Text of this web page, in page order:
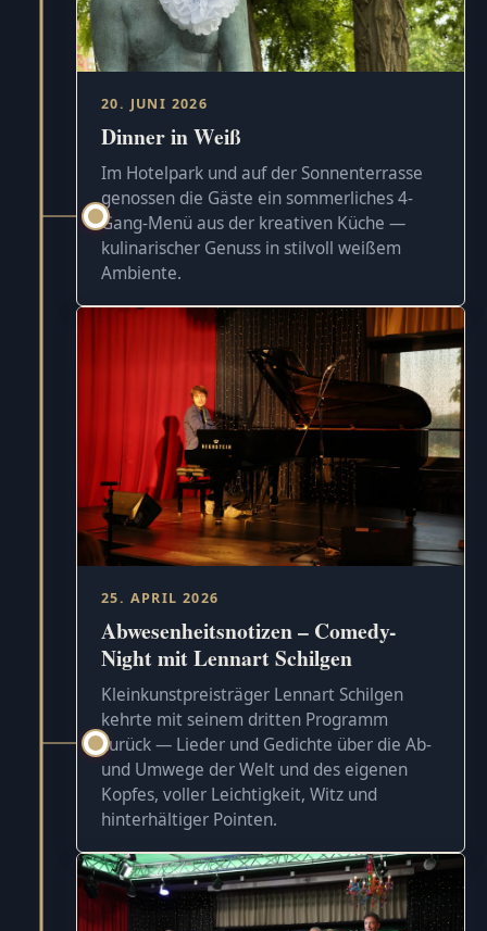
20. JUNI 2026
Dinner in Weiß
Im Hotelpark und auf der Sonnenterrasse
genossen die Gäste ein sommerliches 4-
Gang-Menü aus der kreativen Küche —
kulinarischer Genuss in stilvoll weißem
Ambiente.
25. APRIL 2026
Abwesenheitsnotizen – Comedy-
Night mit Lennart Schilgen
Kleinkunstpreisträger Lennart Schilgen
kehrte mit seinem dritten Programm
zurück — Lieder und Gedichte über die Ab-
und Umwege der Welt und des eigenen
Kopfes, voller Leichtigkeit, Witz und
hinterhältiger Pointen.